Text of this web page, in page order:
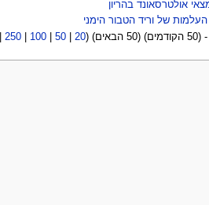
אולטרסאונד בהריון
העלמות של וריד הטבור הימני
הבאים) (
20
50
|
100
250